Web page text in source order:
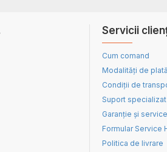
Servicii
Cum comand
Modalități de plată
Condiții de
Suport specializat
Garanție și service
Formular Service
Politica de livrare